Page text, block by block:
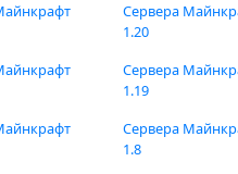
Сервера
1.20
Сервера
1.19
Сервера
1.8